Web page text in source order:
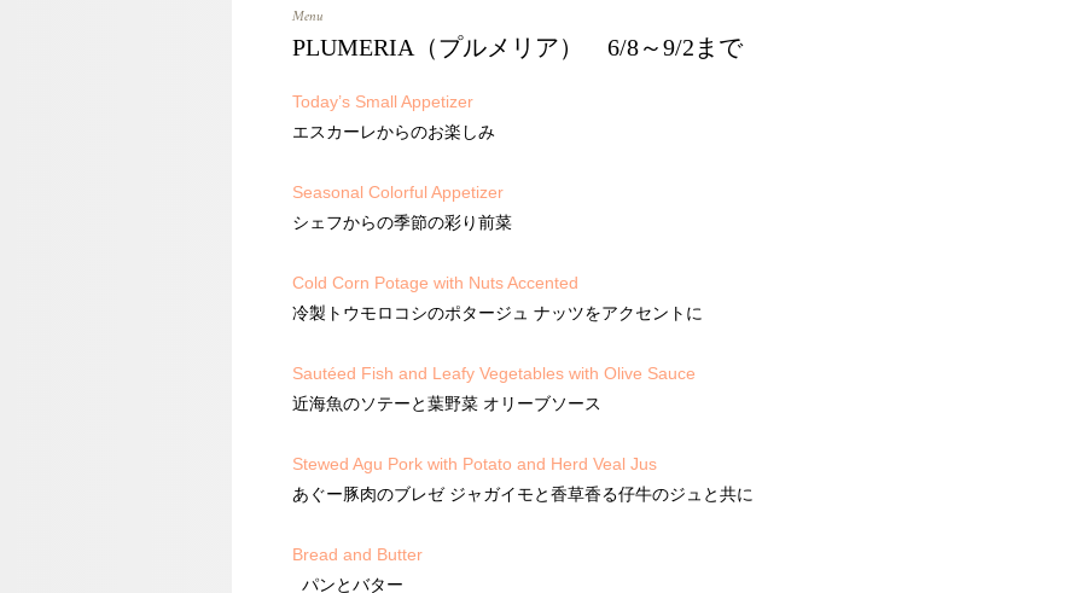
Menu
PLUMERIA（プルメリア） 6/8～9/2まで
Today’s Small Appetizer
エスカーレからのお楽しみ
Seasonal Colorful Appetizer
シェフからの季節の彩り前菜
Cold Corn Potage with Nuts Accented
冷製トウモロコシのポタージュ ナッツをアクセントに
Sautéed Fish and Leafy Vegetables with Olive Sauce
近海魚のソテーと葉野菜 オリーブソース
Stewed Agu Pork with Potato and Herd Veal Jus
あぐー豚肉のブレゼ ジャガイモと香草香る仔牛のジュと共に
Bread and Butter
パンとバター